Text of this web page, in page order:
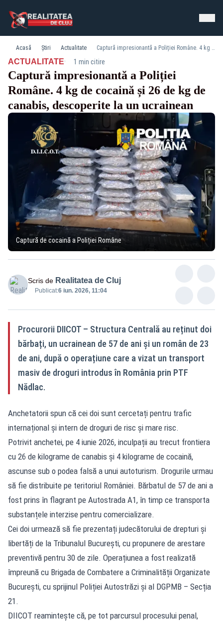
Acasă Știri Actualitate Captură impresionantă a Poliției Române. 4 kg de cocaină și 26 de kg de canabis, descoperite la un ucrainean
ACTUALITATE· 1 min citire
Captură impresionantă a Poliției
Române. 4 kg de cocaină și 26 de kg de
canabis, descoperite la un ucrainean
Captură de cocaină a Poliției Române
Scris de Realitatea de Cluj
Publicat:6 iun. 2026, 11:04
Procurorii DIICOT – Structura Centrală au reținut doi
bărbați, un ucrainean de 57 de ani și un român de 23
de ani, după o operațiune care a vizat un transport
masiv de droguri introdus în România prin PTF
Nădlac.
Anchetatorii spun că cei doi sunt cercetați pentru trafic
internațional și intern de droguri de risc și mare risc.
Potrivit anchetei, pe 4 iunie 2026, inculpații au trecut frontiera
cu 26 de kilograme de canabis și 4 kilograme de cocaină,
ascunse sub o podea falsă a unui autoturism. Drogurile urmau
să fie distribuite pe teritoriul României. Bărbatul de 57 de ani a
fost prins în flagrant pe Autostrada A1, în timp ce transporta
substanțele interzise pentru comercializare.
Cei doi urmează să fie prezentați judecătorului de drepturi și
libertăți de la Tribunalul București, cu propunere de arestare
preventivă pentru 30 de zile. Operațiunea a fost realizată
împreună cu Brigada de Combatere a Criminalității Organizate
București, cu sprijinul Poliției Autostrăzi și al DGPMB – Secția
21.
DIICOT reamintește că, pe tot parcursul procesului penal,